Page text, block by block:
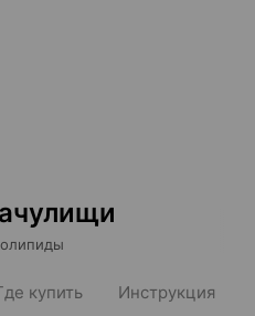
купить Инструкция